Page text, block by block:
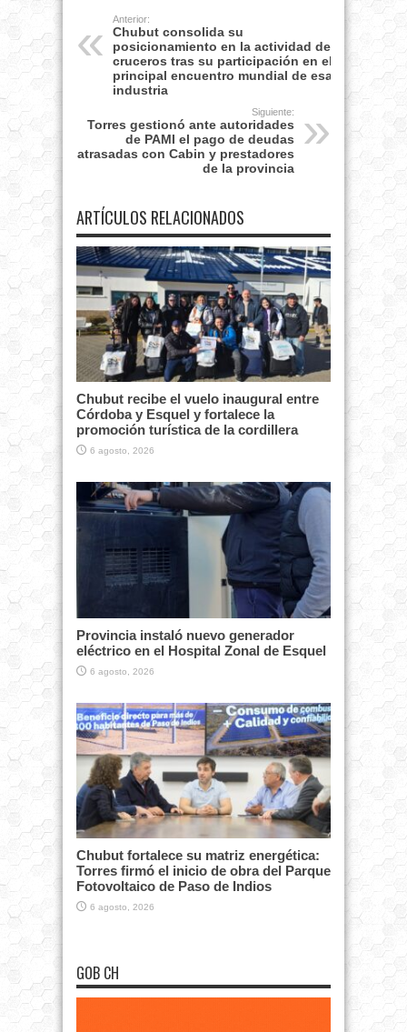
Anterior:
Chubut consolida su
posicionamiento en la actividad de
cruceros tras su participación en el
principal encuentro mundial de esa
industria
Siguiente:
Torres gestionó ante autoridades
de PAMI el pago de deudas
atrasadas con Cabin y prestadores
de la provincia
ARTÍCULOS RELACIONADOS
Chubut recibe el vuelo inaugural entre
Córdoba y Esquel y fortalece la
promoción turística de la cordillera
6 agosto, 2026
Provincia instaló nuevo generador
eléctrico en el Hospital Zonal de Esquel
6 agosto, 2026
Chubut fortalece su matriz energética:
Torres firmó el inicio de obra del Parque
Fotovoltaico de Paso de Indios
6 agosto, 2026
GOB CH